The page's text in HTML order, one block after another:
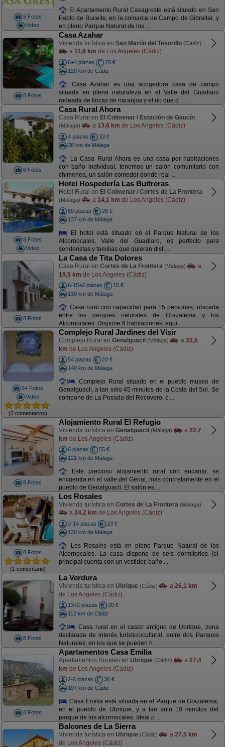
8 Fotos
Video
El Apartamento Rural Casagreste está situado en San
Pablo de Buceite, en la comarca de Campo de Gibraltar, y
en pleno Parque Natural de los ...
8 Fotos
Casa Azahar
Vivienda turística en San Martín del Tesorillo (Cádiz)
a 11,9 km de Los Angeles (Cádiz)
6+4 plazas
25 €
120 km de Cádiz
Casa Azahar es una acogedora casa de campo
situada en plena naturaleza en el Valle del Guadiaro
rodeada de fincas de naranjos y el río que d ...
6 Fotos
Casa Rural Ahora
Casa Rural en El Colmenar / Estación de Gaucín
(Málaga) a 13,6 km de Los Angeles (Cádiz)
4 plazas
33 €
38 km de Málaga
La Casa Rural Ahora es una casa por habitaciones
con baño individual, tenemos un salón comunitario con
chimenea, un salón-comedor donde real ...
8 Fotos
Video
Hotel Hospedería Las Buitreras
Hotel Rural en El Colmenar / Cortes de La Frontera
(Málaga) a 14,1 km de Los Angeles (Cádiz)
50 plazas
28 €
137 km de Málaga
El hotel está situado en el Parque Natural de los
Alcornocales, Valle del Guadiaro, es perfecto para
senderistas y familias que quieran disf ...
8 Fotos
La Casa de Tita Dolores
Casa Rural en Cortes de La Frontera (Málaga)
a
19,5 km de Los Angeles (Cádiz)
6-15+2 plazas
15 €
130 km de Málaga
Casa rural con capacidad para 15 personas, ubicada
entre los parques naturales de Grazalema y los
Alcornocales. Dispone 6 habitaciones, equi ...
34 Fotos
Video
(2 comentarios)
Complejo Rural Jardines del Visir
Complejo Rural en Genalguacil (Málaga) a 22,5
km de Los Angeles (Cádiz)
54 plazas
20 €
140 km de Málaga
Complejo Rural situado en el pueblo museo de
Genalguacil, a tan sólo 45 minutos de la Costa del Sol. Se
compone de La Posada del Recovero, c ...
8 Fotos
Alojamiento Rural El Refugio
Vivienda turística en Genalguacil (Málaga) a 22,7
km de Los Angeles (Cádiz)
6 plazas
55 €
121 km de Málaga
Este precioso alojamiento rural con encanto, se
encuentra en el valle del Genal, más concretamente en el
pueblo de Genalguacil. El salón es ...
8 Fotos
(1 comentario)
Los Rosales
Vivienda turística en Cortes de La Frontera (Málaga)
a 24,2 km de Los Angeles (Cádiz)
3-14 plazas
23 €
130 km de Málaga
Los Rosales está en pleno Parque Natural de los
Alcornocales. La casa dispone de seis dormitorios (el
principal cuenta con un vestidor, baño ...
8 Fotos
La Verdura
Vivienda turística en Ubrique (Cádiz) a 26,1 km
de Los Angeles (Cádiz)
13+2 plazas
20 €
112 km de Cádiz
Casa rural en el casco antiguo de Ubrique, zona
declarada de interés turístico/cultural, entre dos Parques
Naturales, en los que se pueden h ...
8 Fotos
Apartamentos Casa Emilia
Apartamentos Rurales en Ubrique (Cádiz) a 27,4
km de Los Angeles (Cádiz)
2-6 plazas
30 €
107 km de Cádiz
Casa Emilia está situada en el Parque de Grazalema,
en el pueblo de Ubrique, y a tan solo 10 minutos del
parque de los alcornocales. Ideal p ...
Balcones de La Sierra
Vivienda turística en Ubrique (Cádiz) a 27,5 km
de Los Angeles (Cádiz)